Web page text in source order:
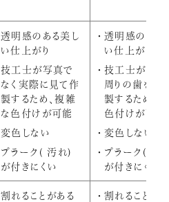
透明感のある美し
い仕上がり
技工士が写真で
なく実際に見て作
製するため、複雑
な色付けが可能
変色しない
プラーク( 汚れ)
が付きにくい
透明感のある
い仕上がり
技工士が写真
周りの歯を見
製するため複
色付けが可能
変色しない
プラーク( 汚
が付きにくい
割れることがある
割れることが